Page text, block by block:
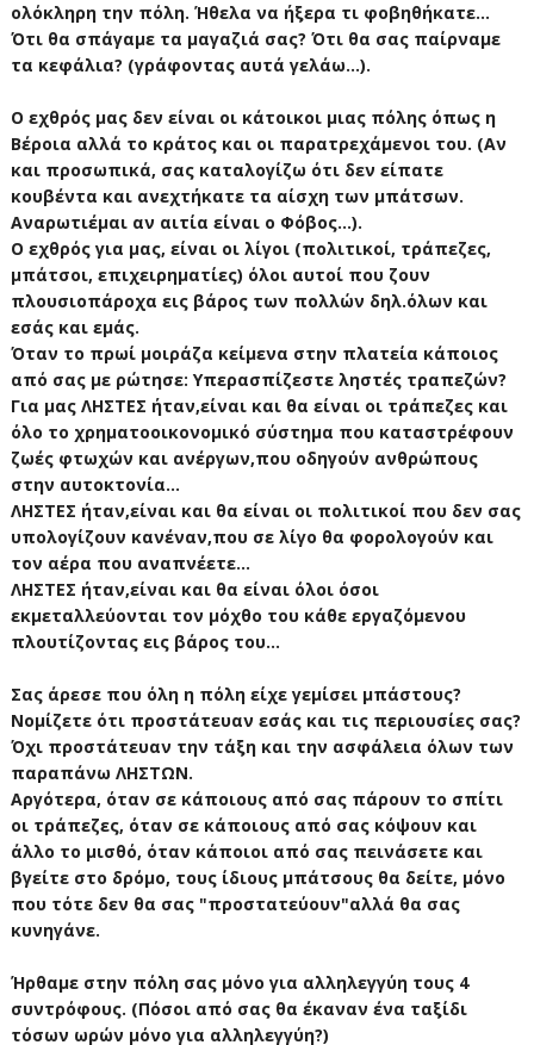
ολόκληρη την πόλη. Ήθελα να ήξερα τι φοβηθήκατε...
Ότι θα σπάγαμε τα μαγαζιά σας? Ότι θα σας παίρναμε
τα κεφάλια? (γράφοντας αυτά γελάω...).
Ο εχθρός μας δεν είναι οι κάτοικοι μιας πόλης όπως η
Βέροια αλλά το κράτος και οι παρατρεχάμενοι του. (Αν
και προσωπικά, σας καταλογίζω ότι δεν είπατε
κουβέντα και ανεχτήκατε τα αίσχη των μπάτσων.
Αναρωτιέμαι αν αιτία είναι ο Φόβος...).
Ο εχθρός για μας, είναι οι λίγοι (πολιτικοί, τράπεζες,
μπάτσοι, επιχειρηματίες) όλοι αυτοί που ζουν
πλουσιοπάροχα εις βάρος των πολλών δηλ.όλων και
εσάς και εμάς.
Όταν το πρωί μοιράζα κείμενα στην πλατεία κάποιος
από σας με ρώτησε: Υπερασπίζεστε ληστές τραπεζών?
Για μας ΛΗΣΤΕΣ ήταν,είναι και θα είναι οι τράπεζες και
όλο το χρηματοοικονομικό σύστημα που καταστρέφουν
ζωές φτωχών και ανέργων,που οδηγούν ανθρώπους
στην αυτοκτονία...
ΛΗΣΤΕΣ ήταν,είναι και θα είναι οι πολιτικοί που δεν σας
υπολογίζουν κανέναν,που σε λίγο θα φορολογούν και
τον αέρα που αναπνέετε...
ΛΗΣΤΕΣ ήταν,είναι και θα είναι όλοι όσοι
εκμεταλλεύονται τον μόχθο του κάθε εργαζόμενου
πλουτίζοντας εις βάρος του...
Σας άρεσε που όλη η πόλη είχε γεμίσει μπάστους?
Νομίζετε ότι προστάτευαν εσάς και τις περιουσίες σας?
Όχι προστάτευαν την τάξη και την ασφάλεια όλων των
παραπάνω ΛΗΣΤΩΝ.
Αργότερα, όταν σε κάποιους από σας πάρουν το σπίτι
οι τράπεζες, όταν σε κάποιους από σας κόψουν και
άλλο το μισθό, όταν κάποιοι από σας πεινάσετε και
βγείτε στο δρόμο, τους ίδιους μπάτσους θα δείτε, μόνο
που τότε δεν θα σας "προστατεύουν"αλλά θα σας
κυνηγάνε.
Ήρθαμε στην πόλη σας μόνο για αλληλεγγύη τους 4
συντρόφους. (Πόσοι από σας θα έκαναν ένα ταξίδι
τόσων ωρών μόνο για αλληλεγγύη?)